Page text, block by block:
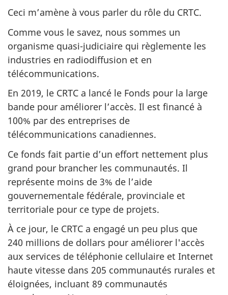
Ceci m’amène à vous parler du rôle du CRTC.
Comme vous le savez, nous sommes un
organisme quasi-judiciaire qui règlemente les
industries en radiodiffusion et en
télécommunications.
En 2019, le CRTC a lancé le Fonds pour la large
bande pour améliorer l’accès. Il est financé à
100% par des entreprises de
télécommunications canadiennes.
Ce fonds fait partie d’un effort nettement plus
grand pour brancher les communautés. Il
représente moins de 3% de l’aide
gouvernementale fédérale, provinciale et
territoriale pour ce type de projets.
À ce jour, le CRTC a engagé un peu plus que
240 millions de dollars pour améliorer l'accès
aux services de téléphonie cellulaire et Internet
haute vitesse dans 205 communautés rurales et
éloignées, incluant 89 communautés